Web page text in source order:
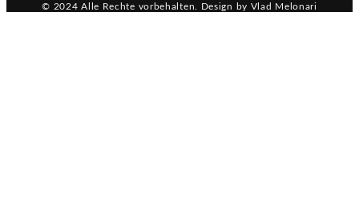
© 2024 Alle Rechte vorbehalten. Design by Vlad Melonari